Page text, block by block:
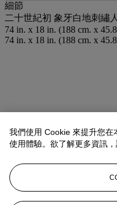
細節
二十世紀初 象牙白地刺繡
74 in. x 18 in. (188 cm. x
74 in. x 18 in. (188 cm. x
我們使用 Cookie 來提升您在
使用體驗。欲了解更多資訊